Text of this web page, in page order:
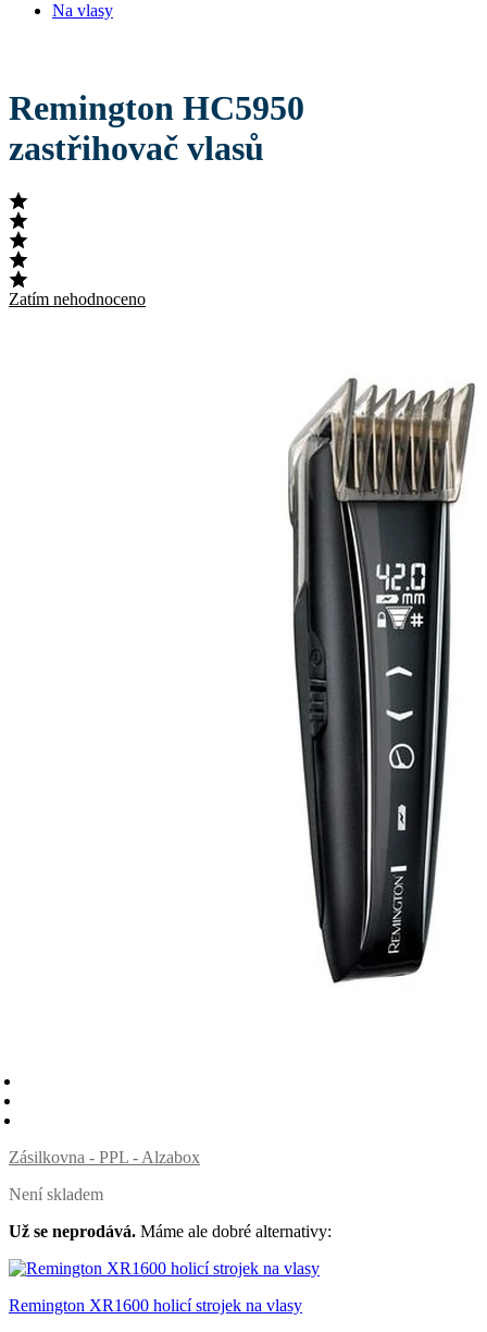
Na vlasy
Remington HC5950
zastřihovač vlasů
Zatím nehodnoceno
Zásilkovna - PPL - Alzabox
Není skladem
Už se neprodává. Máme ale dobré alternativy:
Remington XR1600 holicí strojek na vlasy